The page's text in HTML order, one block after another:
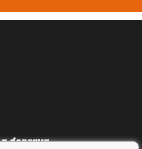
doprava